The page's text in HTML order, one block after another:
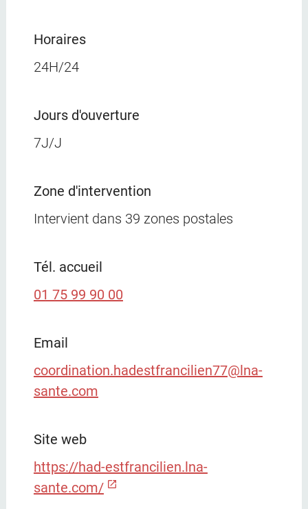
Horaires
24H/24
Jours d'ouverture
7J/J
Zone d'intervention
Intervient dans 39 zones postales
Tél. accueil
01 75 99 90 00
Email
coordination.hadestfrancilien77@lna-
sante.com
Site web
https://had-estfrancilien.lna-
sante.com/